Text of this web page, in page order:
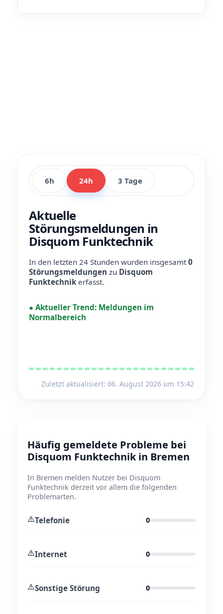
6h 24h 3 Tage
Aktuelle
Störungsmeldungen in
Disquom Funktechnik
In den letzten 24 Stunden wurden insgesamt0
Störungsmeldungen zu Disquom
Funktechnikerfasst.
● Aktueller Trend: Meldungen im
Normalbereich
Zuletzt aktualisiert: 06. August 2026 um 15:42
Häufig gemeldete Probleme bei
Disquom Funktechnik in Bremen
In Bremen melden Nutzer bei Disquom
Funktechnik derzeit vor allem die folgenden
Problemarten.
⚠️Telefonie 0
⚠️Internet 0
⚠️Sonstige Störung 0